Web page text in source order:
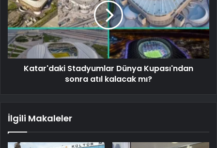
Katar'daki Stadyumlar Dünya Kupası'ndan
sonra atıl kalacak mı?
İlgili Makaleler